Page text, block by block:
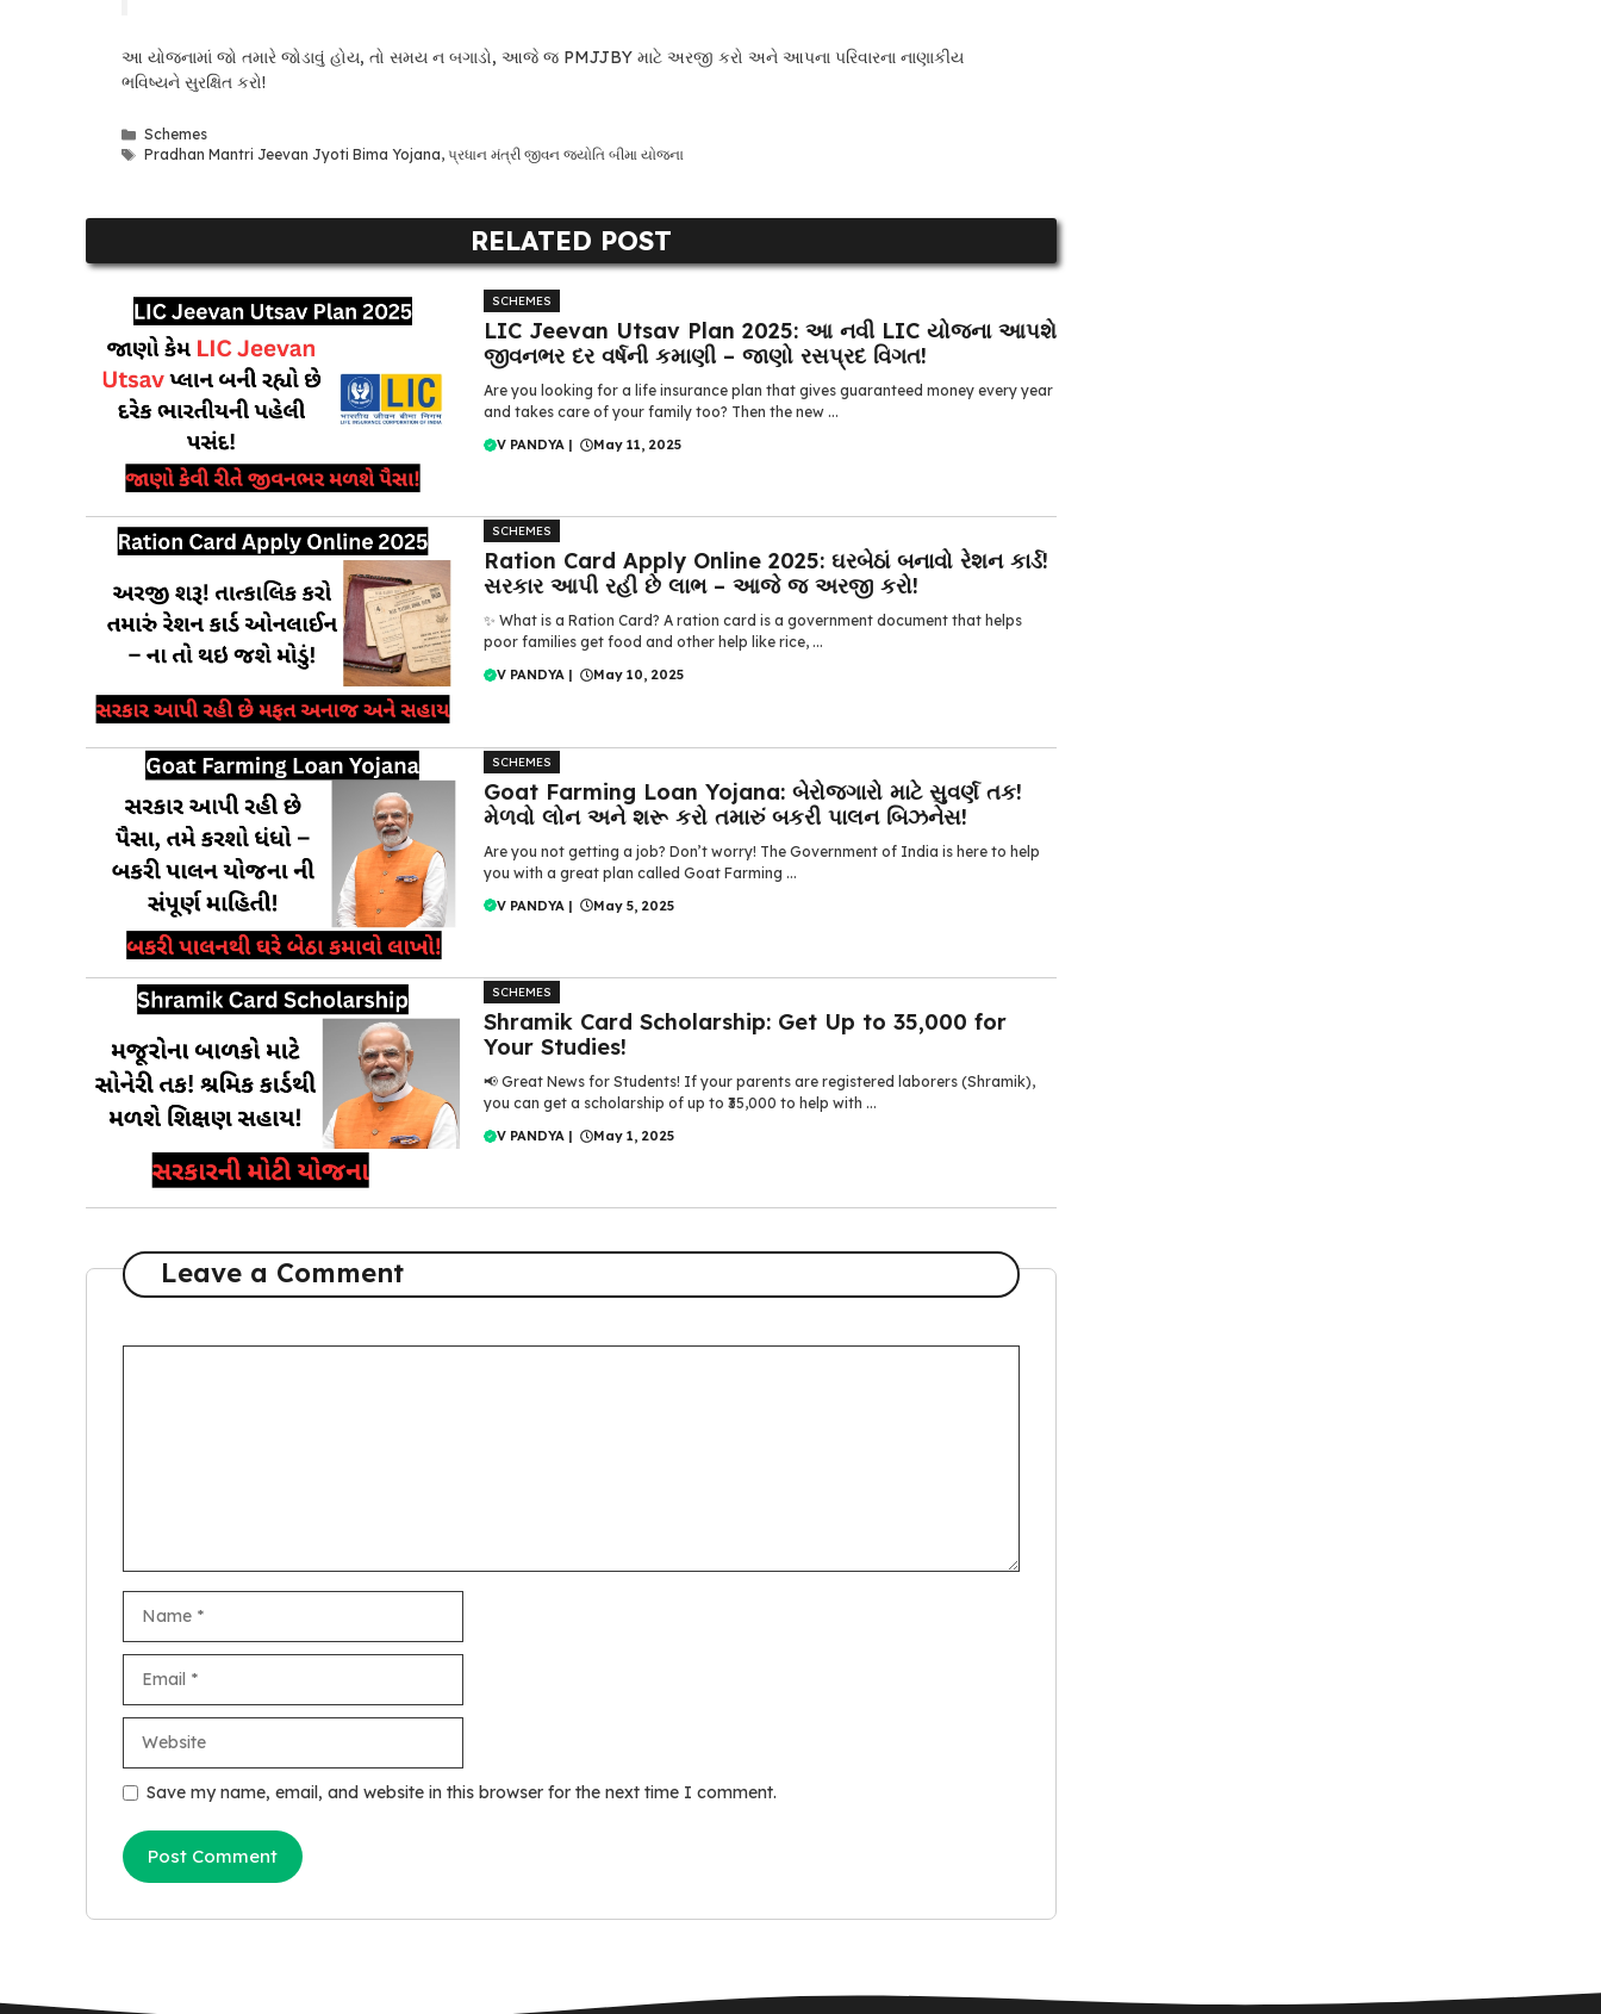
આ યોજનામાં જો તમારે જોડાવું હોય, તો સમય ન બગાડો, આજે જ PMJJBY માટે અરજી કરો અને આપના પરિવારના નાણાકીય
ભવિષ્યને સુરક્ષિત કરો!
Categories
Schemes
Tags
Pradhan Mantri Jeevan Jyoti Bima Yojana, પ્રધાન મંત્રી જીવન જ્યોતિ બીમા યોજના
RELATED POST
SCHEMES
LIC Jeevan Utsav Plan 2025: આ નવી LIC યોજના આપશે
જીવનભર દર વર્ષની કમાણી – જાણો રસપ્રદ વિગત!
Are you looking for a life insurance plan that gives guaranteed money every year
and takes care of your family too? Then the new ...
V PANDYA | May 11, 2025
SCHEMES
Ration Card Apply Online 2025: ઘરબેઠાં બનાવો રેશન કાર્ડ!
સરકાર આપી રહી છે લાભ – આજે જ અરજી કરો!
✨ What is a Ration Card? A ration card is a government document that helps
poor families get food and other help like rice, ...
V PANDYA | May 10, 2025
SCHEMES
Goat Farming Loan Yojana: બેરોજગારો માટે સુવર્ણ તક!
મેળવો લોન અને શરૂ કરો તમારું બકરી પાલન બિઝનેસ!
Are you not getting a job? Don’t worry! The Government of India is here to help
you with a great plan called Goat Farming ...
V PANDYA | May 5, 2025
SCHEMES
Shramik Card Scholarship: Get Up to ₹35,000 for
Your Studies!
📢 Great News for Students! If your parents are registered laborers (Shramik),
you can get a scholarship of up to ₹35,000 to help with ...
V PANDYA | May 1, 2025
Leave a Comment
Save my name, email, and website in this browser for the next time I comment.